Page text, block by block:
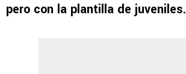
pero con la plantilla de juveniles.